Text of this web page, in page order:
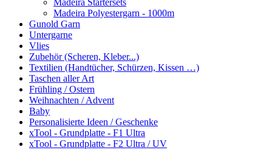
Madeira Startersets
Madeira Polyestergarn - 1000m
Gunold Garn
Untergarne
Vlies
Zubehör (Scheren, Kleber...)
Textilien (Handtücher, Schürzen, Kissen …)
Taschen aller Art
Frühling / Ostern
Weihnachten / Advent
Baby
Personalisierte Ideen / Geschenke
xTool - Grundplatte - F1 Ultra
xTool - Grundplatte - F2 Ultra / UV